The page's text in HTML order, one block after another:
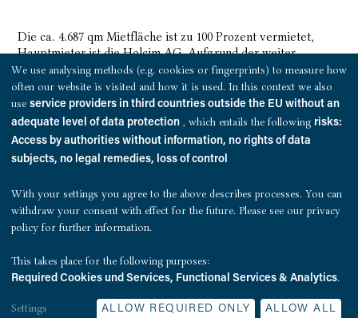
Die ca. 4.687 qm Mietfläche ist zu 100 Prozent vermietet,
Hauptmieter ist die Holcim AG. Aufgrund der weiter
sinkenden Leerstandsrate wächst der Druck auf die Mieten
innerhalb des Wallrings stetig. Die Willy-Brandt-Straße 69
stellt daher eine weitere wichtige Potentialfläche dar. „Wir
sind überzeugt, dass die positive Entwicklung der
Hafenrandlage zwischen City und Speicherstadt in den
nächsten Jahren anhält und wir das Potential dieser
Immobilie langfristig heben können“, sagt Jan Rouven
Investment Partners.
Mit dem zuletzt übernommenen Bürohaus gehören nunmehr
zum Portfolio der QUEST Investment Partners.
Die Finanzierung der Transaktion hat die pbb Deutsche
We use analysing methods (e.g. cookies or fingerprints) to measure how
often our website is visited and how it is used. In this context we also
use service providers in third countries outside the EU without an
adequate level of data protection , which entails the following risks:
Access by authorities without information, no rights of data
subjects, no legal remedies, loss of control
With your settings you agree to the above describes processes. You can
withdraw your consent with effect for the future. Please see our privacy
policy for further information.
This takes place for the following purposes:
Required Cookies und Services, Functional Services & Analytics.
Settings ALLOW REQUIRED ONLY ALLOW ALL